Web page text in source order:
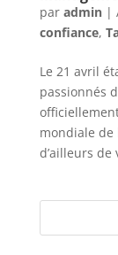
par admin|
confiance,
Le 21 avril
passionnés
mondiale de
d’ailleurs